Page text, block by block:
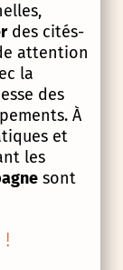
des cités-
attention
la
des
À
et
les
sont